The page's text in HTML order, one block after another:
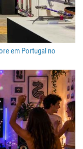
em Portugal no